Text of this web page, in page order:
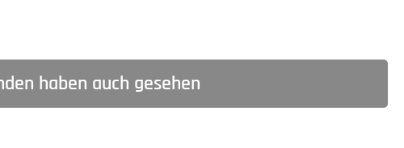
haben auch gesehen